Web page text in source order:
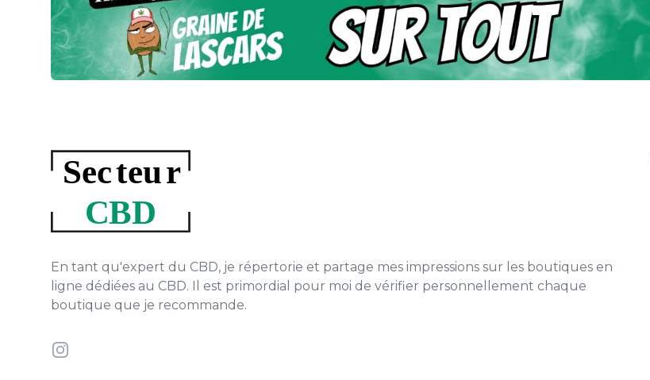
En tant qu'expert du CBD, je répertorie et partage mes impressions sur les boutiques en
ligne dédiées au CBD. Il est primordial pour moi de vérifier personnellement chaque
boutique que je recommande.
Instagram